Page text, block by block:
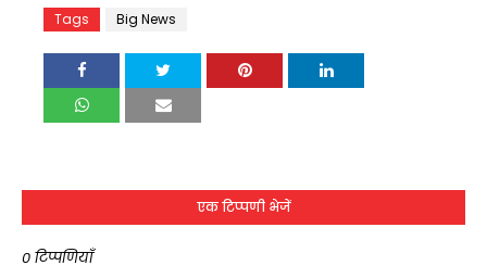
Tags Big News
एक टिप्पणी भेजें
0 टिप्पणियाँ